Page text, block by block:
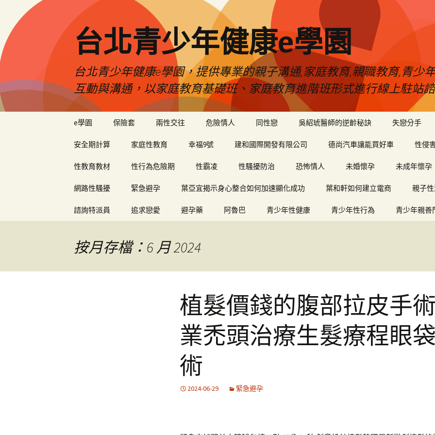
台北青少年健康e學園
台北青少年健康e學園，提供專業的親子溝通,家庭教育,親職教育,青少
互動與溝通，以家庭教育基礎班、家庭教育進階班形式進行線上駐站
e學園 保險套 兩性交往 危險情人 同性戀 吳紹琥醫師的逆齡秘訣 失戀分手
安全期計算 家庭性教育 幸福9號 建和國際開發有限公司 德尚汽車讓能買好車 性侵
性教育教材 性行為危險期 性霸凌 性騷擾防治 恐怖情人 未婚懷孕 未成年懷孕
網路性騷擾 緊急避孕 葉亞宜揭示身心整合如何加速顯化成功 葉和軒如何建立電商 親子
諮詢特派員 追求戀愛 避孕藥 阿魯巴 青少年性健康 青少年性行為 青少年親善
按月存檔：6 月 2024
植髮價錢的腹部拉皮手
業禿頭治療生髮療程眼
術
2024-06-29 緊急避孕